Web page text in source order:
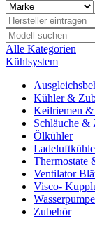
Alle Kategorien
Kühlsystem
Kühler &
Keilriemen
Schläuche &
Ölkühler
Thermostate
Ventilator
Visco-
Zubehör